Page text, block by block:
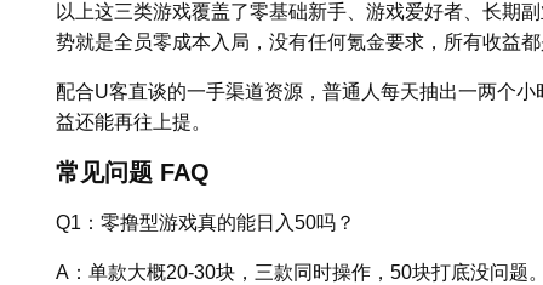
以上这三类游戏覆盖了零基础新手、游戏爱好者、长期
势就是全员零成本入局，没有任何氪金要求，所有收益
配合U客直谈的一手渠道资源，普通人每天抽出一两个
益还能再往上提。
常见问题 FAQ
Q1：零撸型游戏真的能日入50吗？
A：单款大概20-30块，三款同时操作，50块打底没问题